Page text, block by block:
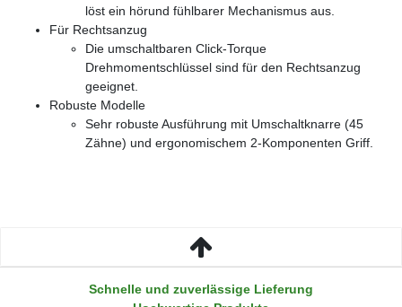
löst ein hörund fühlbarer Mechanismus aus.
Für Rechtsanzug
Die umschaltbaren Click-Torque
Drehmomentschlüssel sind für den Rechtsanzug
geeignet.
Robuste Modelle
Sehr robuste Ausführung mit Umschaltknarre (45
Zähne) und ergonomischem 2-Komponenten Griff.
Schnelle und zuverlässige Lieferung